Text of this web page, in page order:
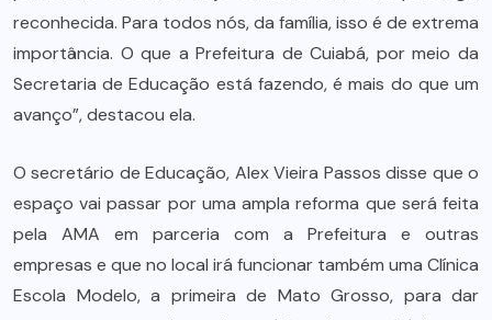
reconhecida. Para todos nós, da família, isso é de extrema
importância. O que a Prefeitura de Cuiabá, por meio da
Secretaria de Educação está fazendo, é mais do que um
avanço”, destacou ela.
O secretário de Educação, Alex Vieira Passos disse que o
espaço vai passar por uma ampla reforma que será feita
pela AMA em parceria com a Prefeitura e outras
empresas e que no local irá funcionar também uma Clínica
Escola Modelo, a primeira de Mato Grosso, para dar